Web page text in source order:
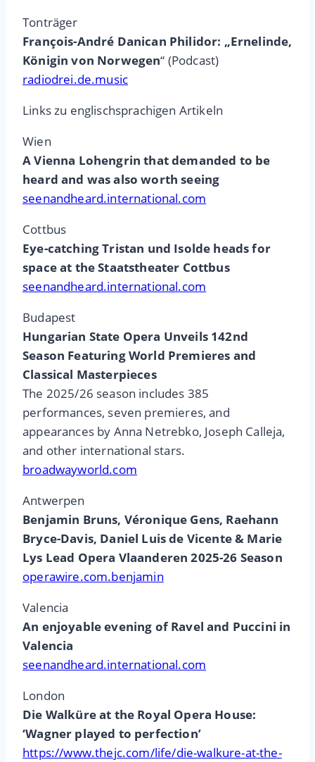
Tonträger
François-André Danican Philidor: „Ernelinde,
Königin von Norwegen“ (Podcast)
radiodrei.de.music
Links zu englischsprachigen Artikeln
Wien
A Vienna Lohengrin that demanded to be
heard and was also worth seeing
seenandheard.international.com
Cottbus
Eye-catching Tristan und Isolde heads for
space at the Staatstheater Cottbus
seenandheard.international.com
Budapest
Hungarian State Opera Unveils 142nd
Season Featuring World Premieres and
Classical Masterpieces
The 2025/26 season includes 385
performances, seven premieres, and
appearances by Anna Netrebko, Joseph Calleja,
and other international stars.
broadwayworld.com
Antwerpen
Benjamin Bruns, Véronique Gens, Raehann
Bryce-Davis, Daniel Luis de Vicente & Marie
Lys Lead Opera Vlaanderen 2025-26 Season
operawire.com.benjamin
Valencia
An enjoyable evening of Ravel and Puccini in
Valencia
seenandheard.international.com
London
Die Walküre at the Royal Opera House:
‘Wagner played to perfection’
https://www.thejc.com/life/die-walkure-at-the-